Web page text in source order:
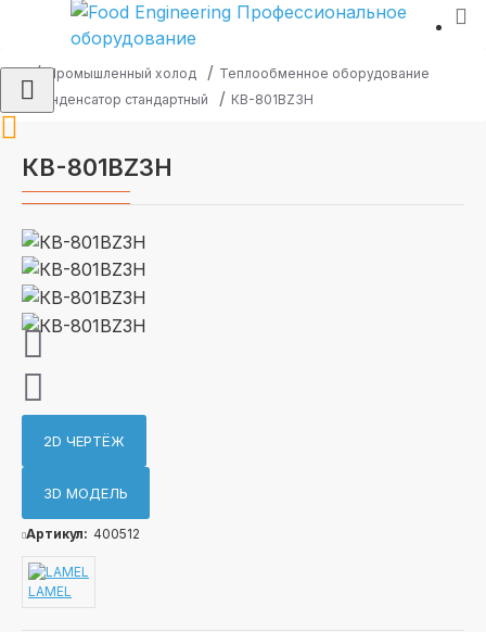
Промышленный холод
Теплообменное оборудование
Конденсатор стандартный
КВ-801BZ3H
КВ-801BZ3H
2D ЧЕРТЁЖ
3D МОДЕЛЬ
Артикул: 400512
LAMEL